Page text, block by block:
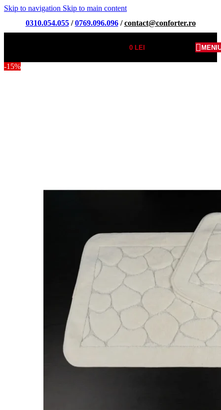
Skip to navigation Skip to main content
0310.054.055/0769.096.096/contact@conforter.ro
0LEI
-15%